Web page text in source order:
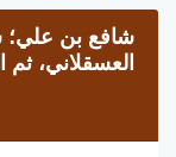
شافع بن علي؛
العسقلاني،